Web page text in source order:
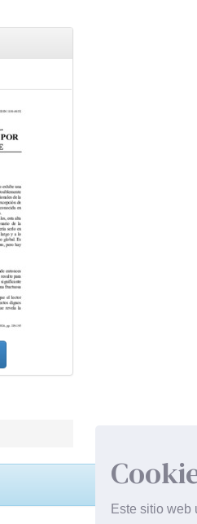
Este sitio web